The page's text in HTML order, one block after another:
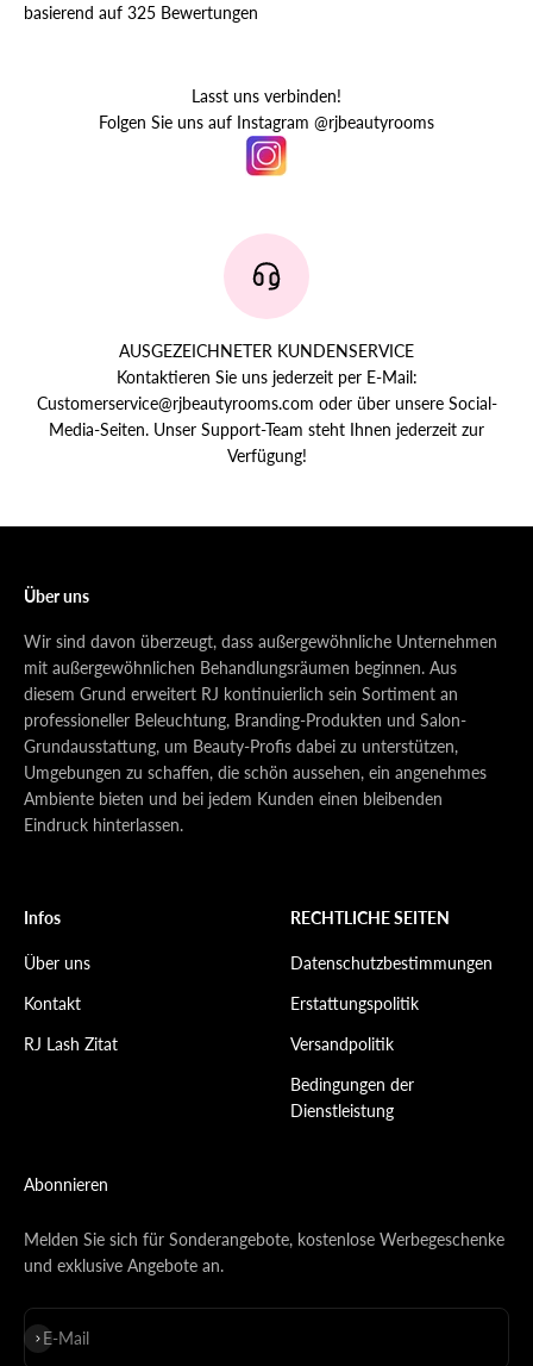
basierend auf 325 Bewertungen
Lasst uns verbinden!
Folgen Sie uns auf Instagram @rjbeautyrooms
AUSGEZEICHNETER KUNDENSERVICE
Kontaktieren Sie uns jederzeit per E-Mail:
Customerservice@rjbeautyrooms.com oder über unsere Social-
Media-Seiten. Unser Support-Team steht Ihnen jederzeit zur
Verfügung!
Über uns
Wir sind davon überzeugt, dass außergewöhnliche Unternehmen
mit außergewöhnlichen Behandlungsräumen beginnen. Aus
diesem Grund erweitert RJ kontinuierlich sein Sortiment an
professioneller Beleuchtung, Branding-Produkten und Salon-
Grundausstattung, um Beauty-Profis dabei zu unterstützen,
Umgebungen zu schaffen, die schön aussehen, ein angenehmes
Ambiente bieten und bei jedem Kunden einen bleibenden
Eindruck hinterlassen.
Infos
Über uns
Kontakt
RJ Lash Zitat
RECHTLICHE SEITEN
Datenschutzbestimmungen
Erstattungspolitik
Versandpolitik
Bedingungen der
Dienstleistung
Abonnieren
Melden Sie sich für Sonderangebote, kostenlose Werbegeschenke
und exklusive Angebote an.
E-Mail